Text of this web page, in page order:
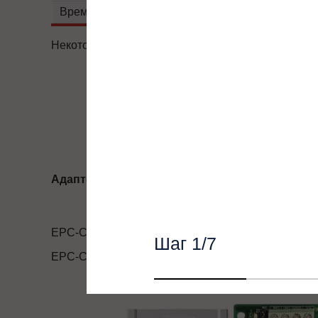
Время разгона/торможения, сек:
Некоторые характеристики товара могут
Адаптеры протоколов
EPC-CM2
EPC-CM3
Шаг 1/7